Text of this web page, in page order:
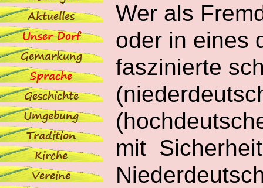
Wer als
oder in eines
faszinierte
mit